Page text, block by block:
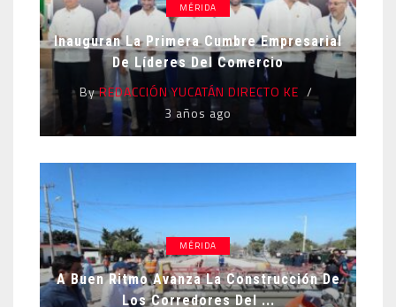
MÉRIDA
Inauguran La Primera Cumbre Empresarial
De Líderes Del Comercio
ByREDACCIÓN YUCATÁN DIRECTO KE
3 años ago
MÉRIDA
A Buen Ritmo Avanza La Construcción De
Los Corredores Del ...